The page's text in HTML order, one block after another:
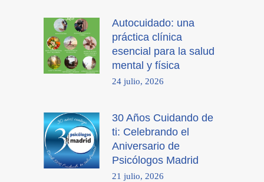
Autocuidado: una
práctica clínica
esencial para la salud
mental y física
24 julio, 2026
30 Años Cuidando de
ti: Celebrando el
Aniversario de
Psicólogos Madrid
21 julio, 2026